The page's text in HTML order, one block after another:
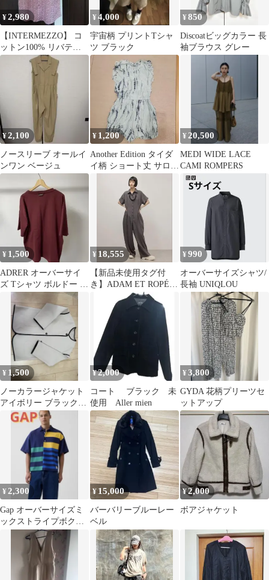
¥2,980
【INTERMEZZO】 コ
ットン100% リバティ
プリントオーバーシャ
¥4,000
宇宙柄 プリントTシャ
ツ ブラック
¥850
Discoatビッグカラー 長
袖ブラウス グレー
¥2,100
ノースリーブ オールイ
ンワン ベージュ
¥ 1,200
Another Edition タイダ
イ柄 ショート丈 サロペ
¥ 20,500
MEDI WIDE LACE
CAMI ROMPERS
¥ 1,500
ADRER オーバーサイ
ズ Tシャツ ボルドー M
サイズ メタルプレート
付き
¥ 18,555
【新品未使用タグ付
き】ADAM ET ROPÉ
シャツオールインワン
グレー 36
¥990
オーバーサイズシャツ/
長袖 UNIQLOU
¥ 1,500
ノーカラージャケット
アイボリー ブラックト
リミング
¥2,000
コート ブラック 未
使用 Aller mien
¥3,800
GYDA 花柄プリーツセ
ットアップ
¥2,300
Gap オーバーサイズミ
ックストライプボクシ
ーポロシャツ Lサイ
¥ 15,000
バーバリーブルーレー
ベル
¥2,000
ボアジャケット